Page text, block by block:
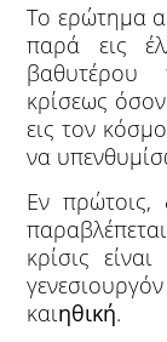
Το ερώτημα
παρά εις
βαθυτέρου
κρίσεως
εις τον
να
Εν πρώτοις,
κρίσις
καιηθική.